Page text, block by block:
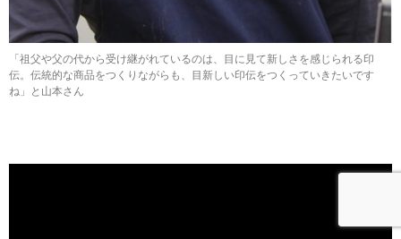
「祖父や父の代から受け継がれているのは、目に見て新しさを感じられる印
伝。伝統的な商品をつくりながらも、目新しい印伝をつくっていきたいです
ね」と山本さん